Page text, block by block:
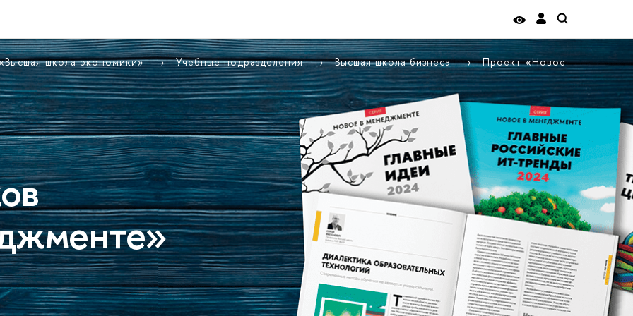
школа экономики» Учебные подразделения Высшая школа бизнеса Проект «Новое